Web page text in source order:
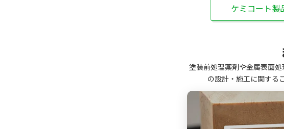
ケミコート製
塗装前処理薬剤や金属表面
の設計・施工に関する